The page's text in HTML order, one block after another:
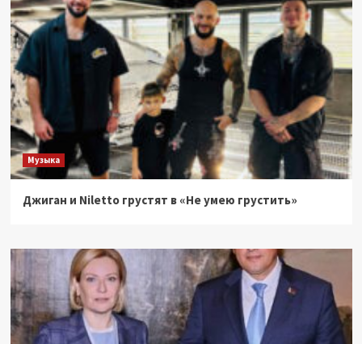
Музыка
Джиган и Niletto грустят в «Не умею грустить»